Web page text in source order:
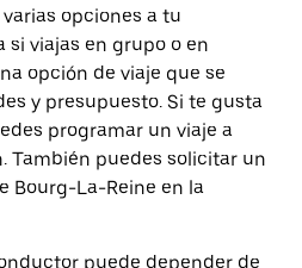
opciones a tu
si viajas en grupo o en
opción de viaje que se
y presupuesto. Si te gusta
programar un viaje a
También puedes solicitar un
Bourg-La-Reine en la
puede depender de